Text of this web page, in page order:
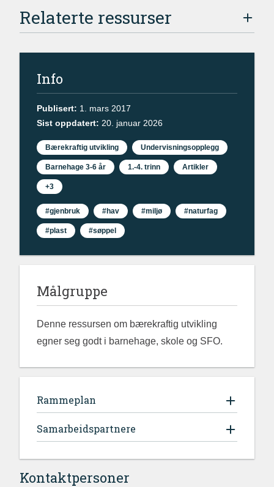
Relaterte ressurser
Info
Publisert: 1. mars 2017
Sist oppdatert: 20. januar 2026
Bærekraftig utvikling Undervisningsopplegg
Barnehage 3-6 år 1.-4. trinn Artikler
+3
#gjenbruk #hav #miljø #naturfag
#plast #søppel
Målgruppe
Denne ressursen om bærekraftig utvikling
egner seg godt i barnehage, skole og SFO.
Rammeplan
Samarbeidspartnere
Kontaktpersoner